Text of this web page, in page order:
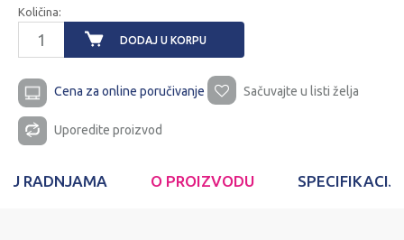
Količina:
DODAJ U KORPU
Cena za online poručivanje Sačuvajte u listi želja
Uporedite proizvod
U RADNJAMA O PROIZVODU